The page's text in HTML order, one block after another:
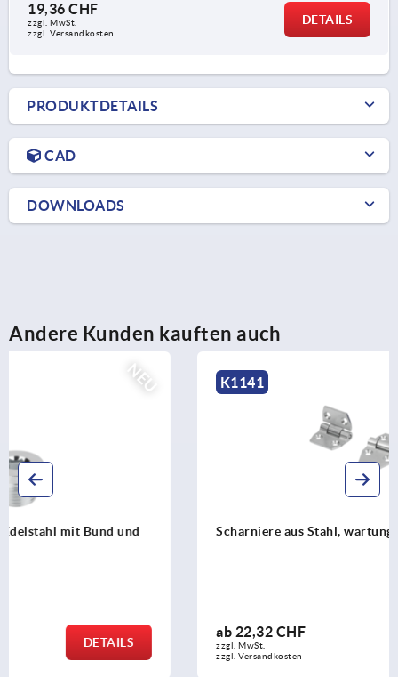
19,36 CHF
zzgl. MwSt.
zzgl. Versandkosten
DETAILS
PRODUKTDETAILS
CAD
DOWNLOADS
Andere Kunden kauften auch
Scharniere aus Stahl, wartungsfrei
22,32 CHF
zzgl. Versandkosten